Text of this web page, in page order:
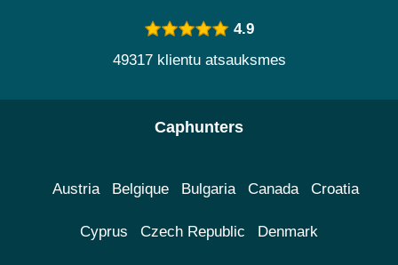
4.9
49317 klientu atsauksmes
Caphunters
Austria Belgique Bulgaria Canada Croatia
Cyprus Czech Republic Denmark